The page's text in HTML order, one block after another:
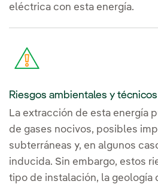
eléctrica con esta energía.
Riesgos ambientales y técnicos
La extracción de esta energía
de gases nocivos, posibles
subterráneas y, en algunos
inducida. Sin embargo, estos
tipo de instalación, la geología